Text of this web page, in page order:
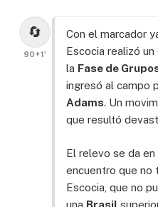
🔄
90+1'
Con el marcador
Escocia realizó
la Fase de
ingresó al campo
Adams. Un
que resultó
El relevo se da
encuentro que no
Escocia, que no